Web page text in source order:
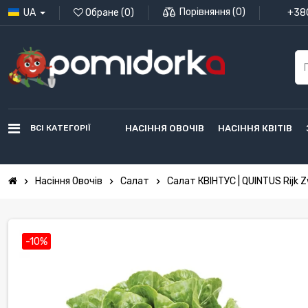
UA Обране (0) Порівняння (0)
ВСІ КАТЕГОРІЇ НАСІННЯ ОВОЧІВ НАСІННЯ КВІТІВ
chevron_right Насіння Овочів chevron_right Салат chevron_right Салат КВІНТУС | QUINTUS Rijk
-10%